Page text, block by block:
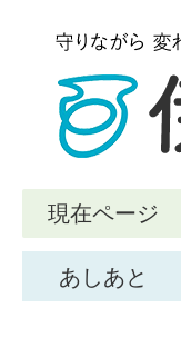
現在ページ
あしあと